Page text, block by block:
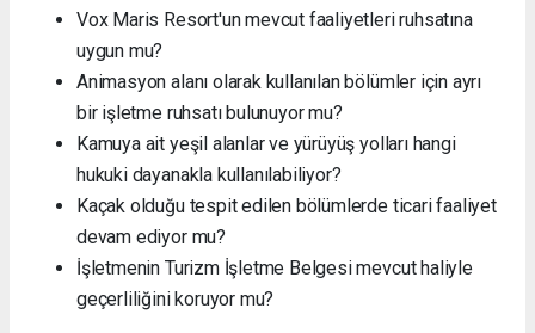
Vox Maris Resort'un mevcut faaliyetleri ruhsatına
uygun mu?
Animasyon alanı olarak kullanılan bölümler için ayrı
bir işletme ruhsatı bulunuyor mu?
Kamuya ait yeşil alanlar ve yürüyüş yolları hangi
hukuki dayanakla kullanılabiliyor?
Kaçak olduğu tespit edilen bölümlerde ticari faaliyet
devam ediyor mu?
İşletmenin Turizm İşletme Belgesi mevcut haliyle
geçerliliğini koruyor mu?